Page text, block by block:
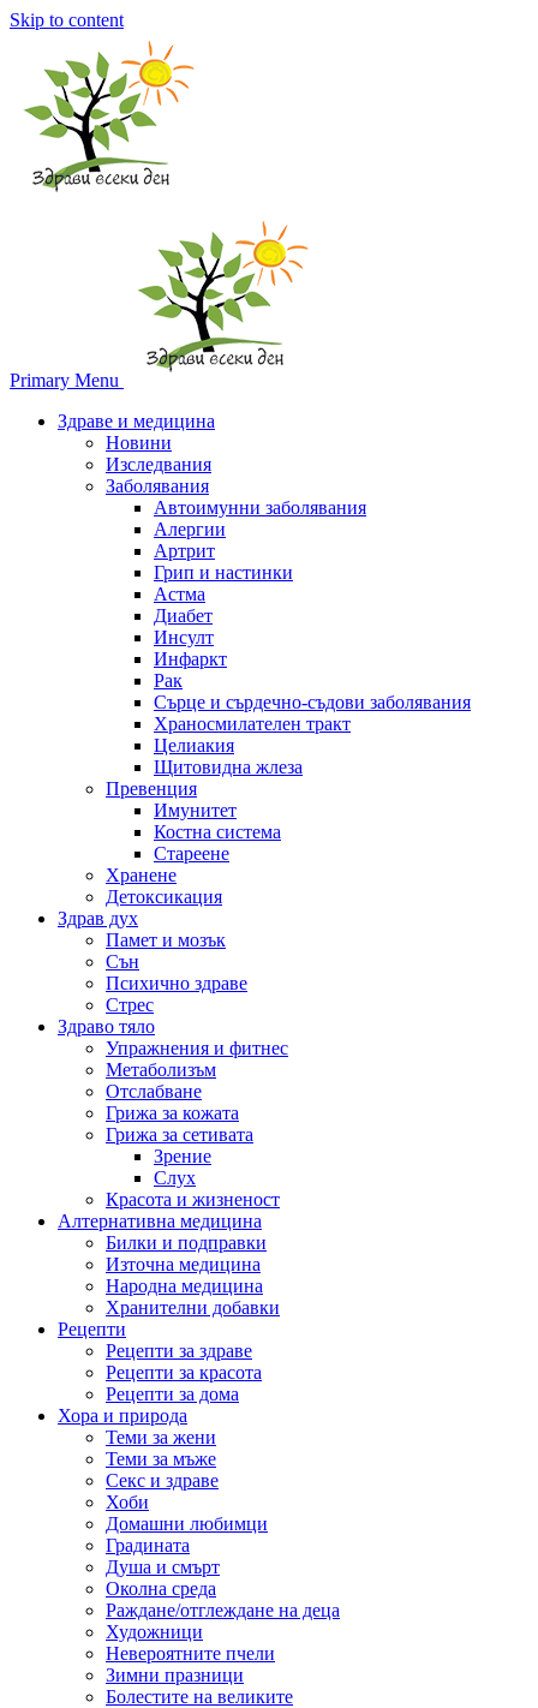
Skip to content
Primary Menu
Здраве и медицина
Новини
Изследвания
Заболявания
Автоимунни заболявания
Алергии
Артрит
Грип и настинки
Астма
Диабет
Инсулт
Инфаркт
Рак
Сърце и сърдечно-съдови заболявания
Храносмилателен тракт
Целиакия
Щитовидна жлеза
Превенция
Имунитет
Костна система
Стареене
Хранене
Детоксикация
Здрав дух
Памет и мозък
Сън
Психично здраве
Стрес
Здраво тяло
Упражнения и фитнес
Метаболизъм
Отслабване
Грижа за кожата
Грижа за сетивата
Зрение
Слух
Красота и жизненост
Алтернативна медицина
Билки и подправки
Източна медицина
Народна медицина
Хранителни добавки
Рецепти
Рецепти за здраве
Рецепти за красота
Рецепти за дома
Хора и природа
Теми за жени
Теми за мъже
Секс и здраве
Хоби
Домашни любимци
Градината
Душа и смърт
Околна среда
Раждане/отглеждане на деца
Художници
Невероятните пчели
Зимни празници
Болестите на великите